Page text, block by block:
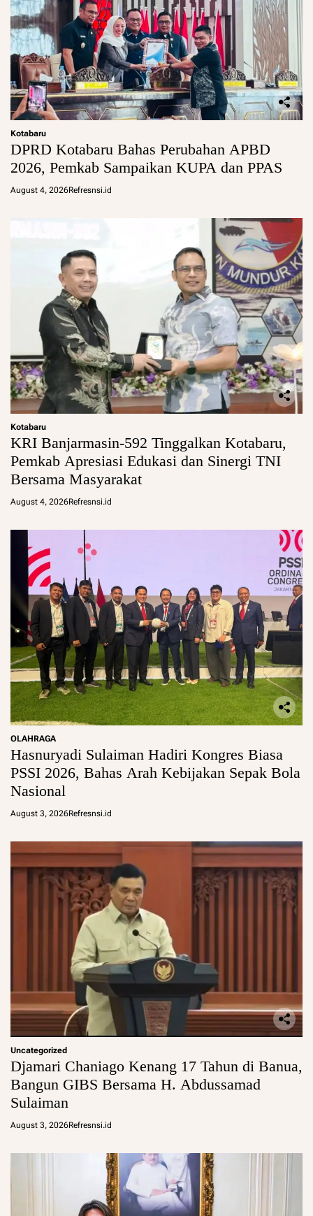
Kotabaru
DPRD Kotabaru Bahas Perubahan APBD
2026, Pemkab Sampaikan KUPA dan PPAS
August 4, 2026Refresnsi.id
Kotabaru
KRI Banjarmasin-592 Tinggalkan Kotabaru,
Pemkab Apresiasi Edukasi dan Sinergi TNI
Bersama Masyarakat
August 4, 2026Refresnsi.id
OLAHRAGA
Hasnuryadi Sulaiman Hadiri Kongres Biasa
PSSI 2026, Bahas Arah Kebijakan Sepak Bola
Nasional
August 3, 2026Refresnsi.id
Uncategorized
Djamari Chaniago Kenang 17 Tahun di Banua,
Bangun GIBS Bersama H. Abdussamad
Sulaiman
August 3, 2026Refresnsi.id